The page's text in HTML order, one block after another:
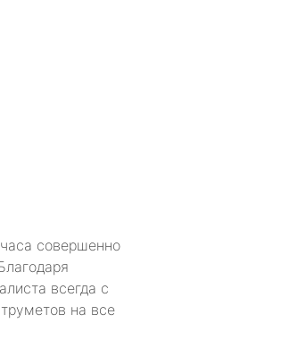
совершенно
всегда с
на все